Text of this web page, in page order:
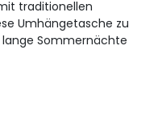
traditionellen
Umhängetasche zu
Sommernächte